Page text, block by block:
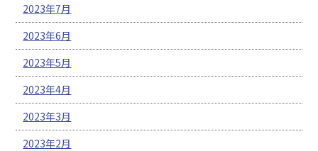
2023年7月
2023年6月
2023年5月
2023年4月
2023年3月
2023年2月